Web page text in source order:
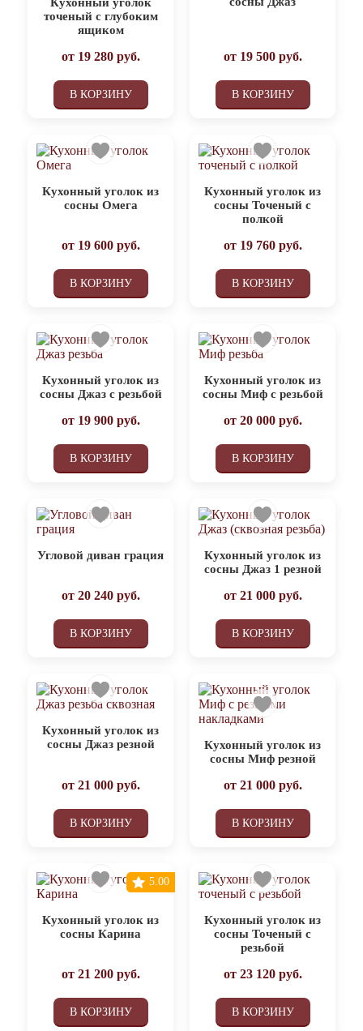
точеный с глубоким
ящиком
от 19 280руб.
В КОРЗИНУ
от 19 500руб.
В КОРЗИНУ
Кухонный уголок из
сосны Омега
от 19 600руб.
В КОРЗИНУ
Кухонный уголок из
сосны Точеный с
полкой
от 19 760руб.
В КОРЗИНУ
Кухонный уголок из
сосны Джаз с резьбой
от 19 900руб.
В КОРЗИНУ
Кухонный уголок из
сосны Миф с резьбой
от 20 000руб.
В КОРЗИНУ
Угловой диван грация
от 20 240руб.
В КОРЗИНУ
Кухонный уголок из
сосны Джаз 1 резной
от 21 000руб.
В КОРЗИНУ
Кухонный уголок из
сосны Джаз резной
от 21 000руб.
В КОРЗИНУ
Кухонный уголок из
сосны Миф резной
от 21 000руб.
В КОРЗИНУ
Кухонный уголок из
сосны Карина
от 21 200руб.
В КОРЗИНУ
5.00
Кухонный уголок из
сосны Точеный с
резьбой
от 23 120руб.
В КОРЗИНУ